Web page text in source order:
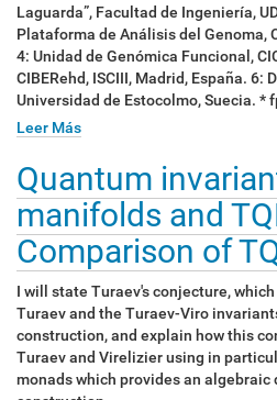
Laguarda”, Facultad de Ingeniería,
Plataforma de Análisis del Genoma,
4: Unidad de Genómica Funcional,
CIBERehd, ISCIII, Madrid, España. 6:
Universidad de Estocolmo, Suecia. *
Leer Más
Quantum
manifolds and
Comparison of
I will state Turaev's conjecture,
Turaev and the Turaev-Viro
construction, and explain how this
Turaev and Virelizier using in
monads which provides an